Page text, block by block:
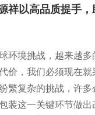
以高品质提手，
环境挑战，越来越多
价，我们必须现在
繁复杂的挑战，许
装这一关键环节做出